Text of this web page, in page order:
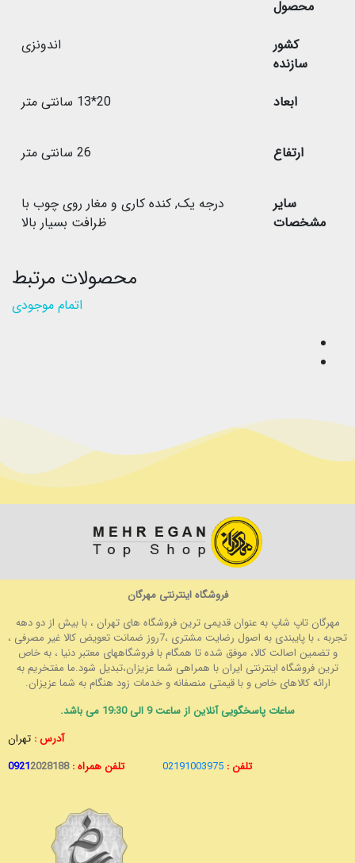
محصول
کشور
سازنده
اندونزی
ابعاد 20*13 سانتی متر
ارتفاع 26 سانتی متر
سایر
مشخصات
درجه یک, کنده کاری و مغار روی چوب با
ظرافت بسیار بالا
محصولات مرتبط
اتمام موجودی
فروشگاه اینترنتی مهرگان
مهرگان تاپ شاپ به عنوان قدیمی ترین فروشگاه های تهران ، با بیش از دو دهه
تجربه ، با پایبندی به اصول رضایت مشتری ،7روز ضمانت تعویض کالا غیر مصرفی ،
و تضمین اصالت کالا، موفق شده تا همگام با فروشگاههای معتبر دنیا ، به خاص
ترین فروشگاه اینترنتی ایران با همراهی شما عزیزان،تبدیل شود.ما مفتخریم به
ارائه کالاهای خاص و با قیمتی منصفانه و خدمات زود هنگام به شما عزیزان.
ساعات پاسخگویی آنلاین از ساعت 9 الی 19:30 می باشد.
آدرس : تهران
تلفن : 02191003975 تلفن همراه : 09212028188